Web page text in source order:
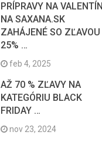
PRÍPRAVY NA VALENTÍN
NA SAXANA.SK
ZAHÁJENÉ SO ZĽAVOU
25% …
feb 4, 2025
AŽ 70 % ZĽAVY NA
KATEGÓRIU BLACK
FRIDAY …
nov 23, 2024